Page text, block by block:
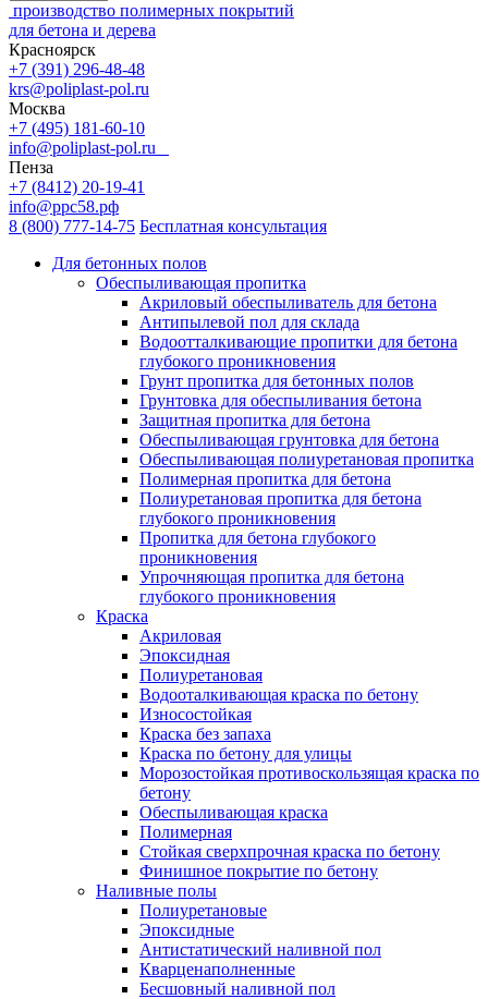
производство полимерных покрытий
для бетона и дерева
Красноярск
+7 (391) 296-48-48
krs@poliplast-pol.ru
Москва
+7 (495) 181-60-10
info@poliplast-pol.ru
Пенза
+7 (8412) 20-19-41
info@ррс58.рф
8 (800) 777-14-75 Бесплатная консультация
Для бетонных полов
Обеспыливающая пропитка
Акриловый обеспыливатель для бетона
Антипылевой пол для склада
Водоотталкивающие пропитки для бетона
глубокого проникновения
Грунт пропитка для бетонных полов
Грунтовка для обеспыливания бетона
Защитная пропитка для бетона
Обеспыливающая грунтовка для бетона
Обеспыливающая полиуретановая пропитка
Полимерная пропитка для бетона
Полиуретановая пропитка для бетона
глубокого проникновения
Пропитка для бетона глубокого
проникновения
Упрочняющая пропитка для бетона
глубокого проникновения
Краска
Акриловая
Эпоксидная
Полиуретановая
Водооталкивающая краска по бетону
Износостойкая
Краска без запаха
Краска по бетону для улицы
Морозостойкая противоскользящая краска по
бетону
Обеспыливающая краска
Полимерная
Стойкая сверхпрочная краска по бетону
Финишное покрытие по бетону
Наливные полы
Полиуретановые
Эпоксидные
Антистатический наливной пол
Кварценаполненные
Бесшовный наливной пол